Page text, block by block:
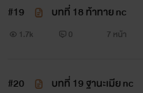
#19 บทที่ 18 ท้าทาย nc
1.7k 0 7 หน้า
#20 บทที่ 19 ฐานะเมีย nc